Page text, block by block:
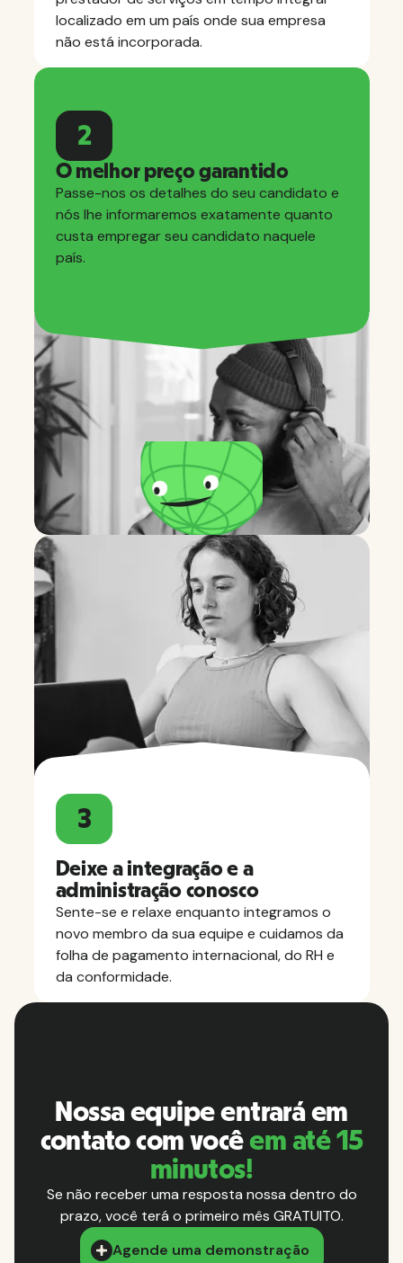
localizado em um país onde sua empresa
não está incorporada.
2
O melhor preço garantido
Passe-nos os detalhes do seu candidato e
nós lhe informaremos exatamente quanto
custa empregar seu candidato naquele
país.
3
Deixe a integração e a
administração conosco
Sente-se e relaxe enquanto integramos o
novo membro da sua equipe e cuidamos da
folha de pagamento internacional, do RH e
da conformidade.
Nossa equipe entrará em
contato com vocêem até 15
minutos!
Se não receber uma resposta nossa dentro do
prazo, você terá o primeiro mês GRATUITO.
Agende uma demonstração